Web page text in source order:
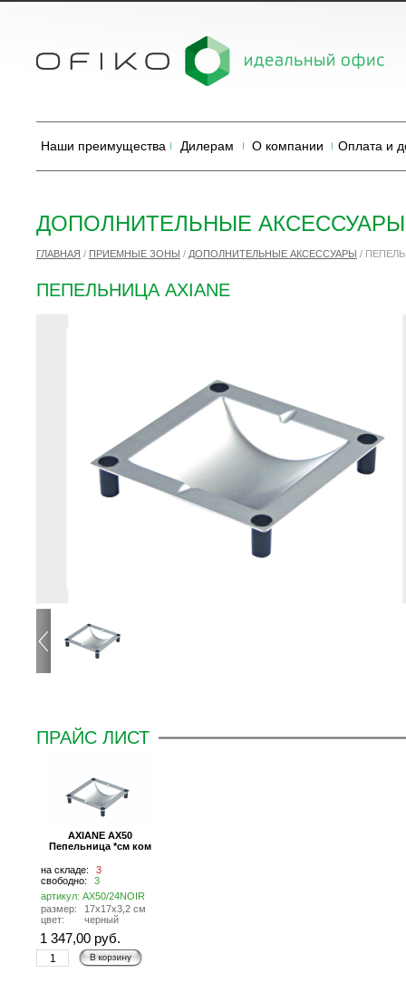
Наши преимущества Дилерам О компании Оплата и
ДОПОЛНИТЕЛЬНЫЕ АКСЕССУАРЫ
ГЛАВНАЯ / ПРИЕМНЫЕ ЗОНЫ / ДОПОЛНИТЕЛЬНЫЕ АКСЕССУАРЫ /
ПЕПЕЛЬНИЦА AXIANE
ПРАЙС ЛИСТ
AXIANE AX50
Пепельница *см ком
на складе:
3
свободно:
3
артикул: AX50/24NOIR
размер:
17х17х3,2 см
цвет:
черный
1 347,00 руб.